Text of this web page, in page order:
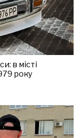
в місті
року